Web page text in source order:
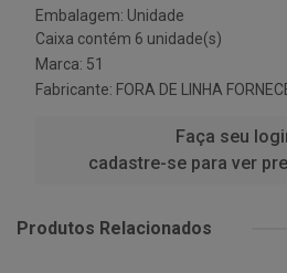
Embalagem: Unidade
Caixa contém 6 unidade(s)
Marca: 51
Fabricante: FORA DE LINHA
Faça seu
cadastre-se para ver
Produtos Relacionados